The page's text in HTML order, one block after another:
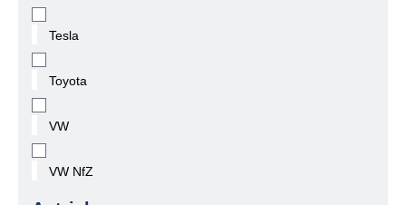
Tesla
Toyota
VW
VW NfZ